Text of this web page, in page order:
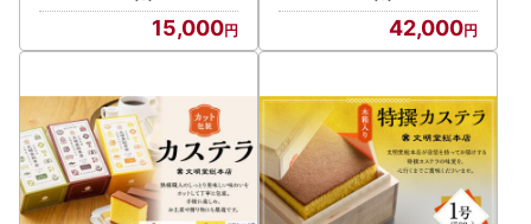
便 カスタード チョコレー
ト 抹茶 ミルクティー チー
ズ 黒ゴマ 長崎県 長崎市
15,000 42,000